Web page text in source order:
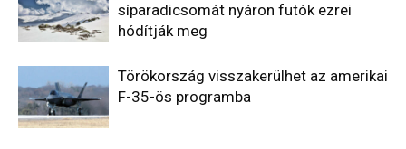
síparadicsomát nyáron futók ezrei
hódítják meg
Törökország visszakerülhet az amerikai
F-35-ös programba